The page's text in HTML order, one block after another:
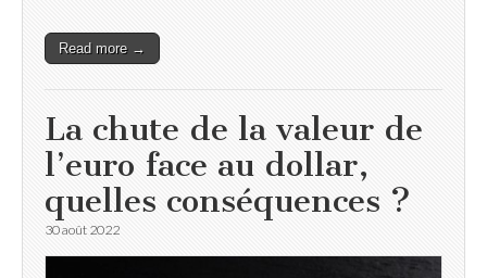
Read more →
La chute de la valeur de
l’euro face au dollar,
quelles conséquences ?
30 août 2022